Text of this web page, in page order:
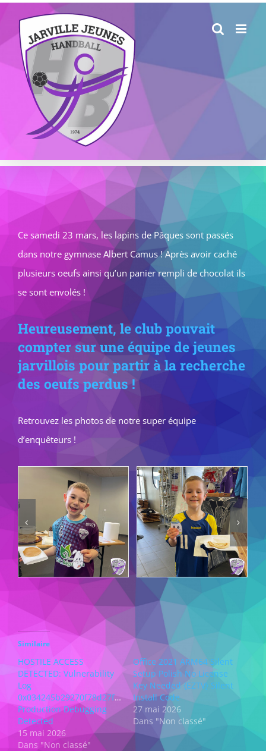
contenu
Ce samedi 23 mars, les lapins de Pâques sont passés
dans notre gymnase Albert Camus ! Après avoir caché
plusieurs oeufs ainsi qu’un panier rempli de chocolat ils
se sont envolés !
Heureusement, le club pouvait
compter sur une équipe de jeunes
jarvillois pour partir à la recherche
des oeufs perdus !
Retrouvez les photos de notre super équipe
d’enquêteurs !
Similaire
HOSTILE ACCESS
DETECTED: Vulnerability
Log
0x034245b29270f78d27fe105b96189b892fe169dd:
Production Debugging
Detected
15 mai 2026
Dans "Non classé"
Office 2021 ARM64 Silent
Setup Polish No License
Key Needed {EZTV} Silent
Install Code
27 mai 2026
Dans "Non classé"